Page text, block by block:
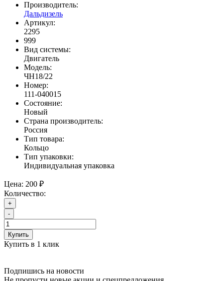
Производитель:
Дальдизель
Артикул:
2295
999
Вид системы:
Двигатель
Модель:
ЧН18/22
Номер:
111-040015
Состояние:
Новый
Страна производитель:
Россия
Тип товара:
Кольцо
Тип упаковки:
Индивидуальная упаковка
Цена: 200 ₽
Количество:
+
-
Купить
Купить в 1 клик
Подпишись на новости